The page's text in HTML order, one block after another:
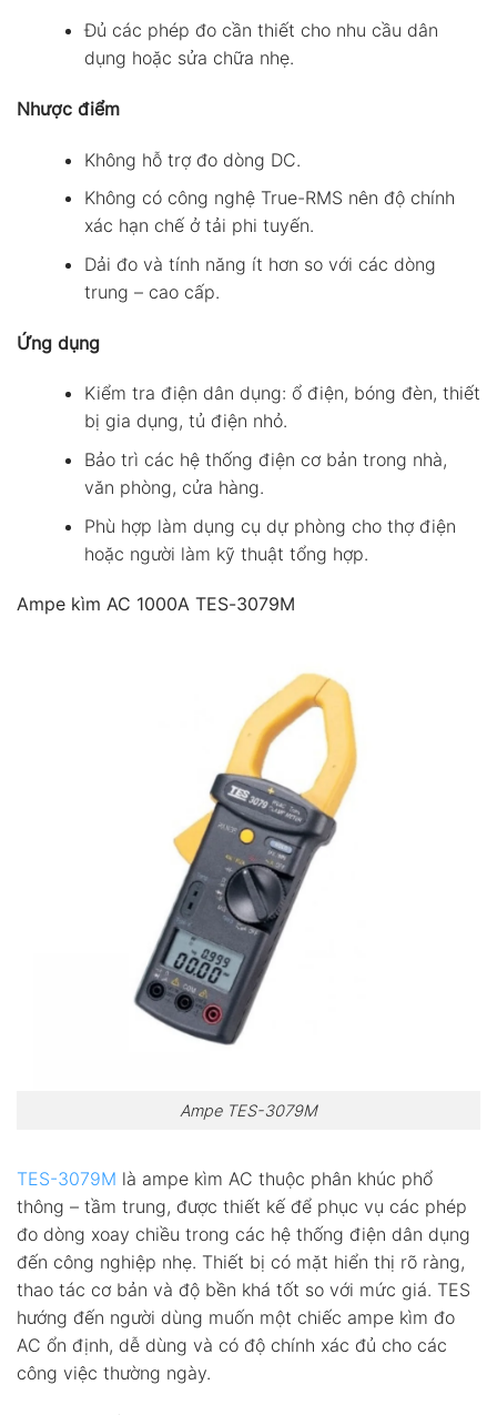
Đủ các phép đo cần thiết cho nhu cầu dân
dụng hoặc sửa chữa nhẹ.
Nhược điểm
Không hỗ trợ đo dòng DC.
Không có công nghệ True-RMS nên độ chính
xác hạn chế ở tải phi tuyến.
Dải đo và tính năng ít hơn so với các dòng
trung – cao cấp.
Ứng dụng
Kiểm tra điện dân dụng: ổ điện, bóng đèn, thiết
bị gia dụng, tủ điện nhỏ.
Bảo trì các hệ thống điện cơ bản trong nhà,
văn phòng, cửa hàng.
Phù hợp làm dụng cụ dự phòng cho thợ điện
hoặc người làm kỹ thuật tổng hợp.
Ampe kìm AC 1000A TES-3079M
Ampe TES-3079M
TES-3079M là ampe kìm AC thuộc phân khúc phổ
thông – tầm trung, được thiết kế để phục vụ các phép
đo dòng xoay chiều trong các hệ thống điện dân dụng
đến công nghiệp nhẹ. Thiết bị có mặt hiển thị rõ ràng,
thao tác cơ bản và độ bền khá tốt so với mức giá. TES
hướng đến người dùng muốn một chiếc ampe kìm đo
AC ổn định, dễ dùng và có độ chính xác đủ cho các
công việc thường ngày.